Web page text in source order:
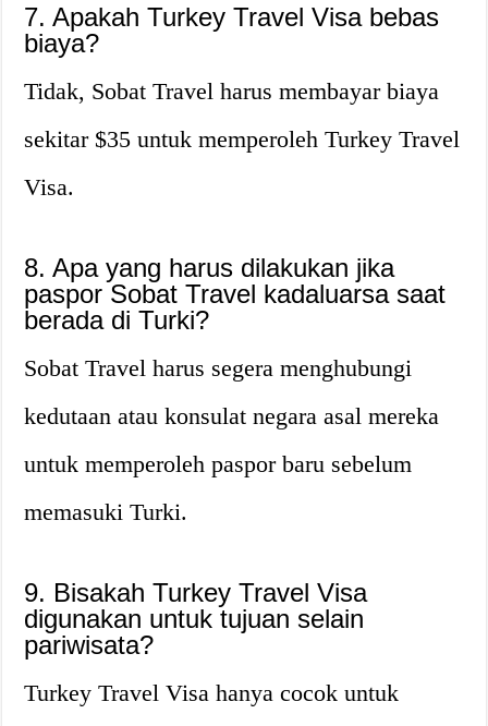
7. Apakah Turkey Travel Visa bebas
biaya?
Tidak, Sobat Travel harus membayar biaya
sekitar $35 untuk memperoleh Turkey Travel
Visa.
8. Apa yang harus dilakukan jika
paspor Sobat Travel kadaluarsa saat
berada di Turki?
Sobat Travel harus segera menghubungi
kedutaan atau konsulat negara asal mereka
untuk memperoleh paspor baru sebelum
memasuki Turki.
9. Bisakah Turkey Travel Visa
digunakan untuk tujuan selain
pariwisata?
Turkey Travel Visa hanya cocok untuk